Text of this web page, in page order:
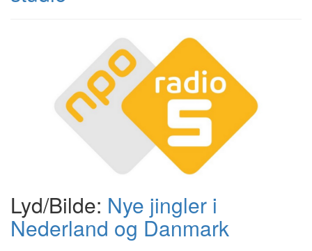
Lyd/Bilde: Nye jingler i
Nederland og Danmark